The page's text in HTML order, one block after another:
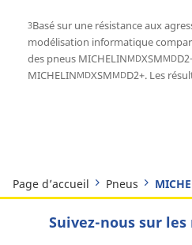
3Basé sur une résistance aux
modélisation informatique
des pneus MICHELINMDXSMMD
MICHELINMDXSMMDD2+. Les
Page d’accueil Pneus
Suivez-nous sur